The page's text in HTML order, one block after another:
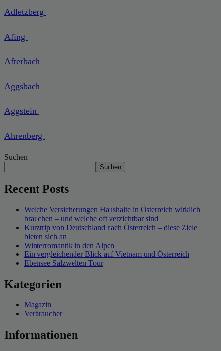
Adletzberg
Afing
Afterbach
Aggsbach
Aggstein
Ahrenberg
Suchen
Suchen
Recent Posts
Welche Versicherungen Haushalte in Österreich wirklich
brauchen – und welche oft verzichtbar sind
Kurztrip von Deutschland nach Österreich – diese Ziele
bieten sich an
Winterromantik in den Alpen
Ein vergleichender Blick auf Vietnam und Österreich
Ebensee Salzwelten Tour
Kategorien
Magazin
Verbraucher
Informationen